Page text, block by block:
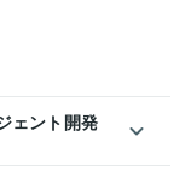
ェント開発